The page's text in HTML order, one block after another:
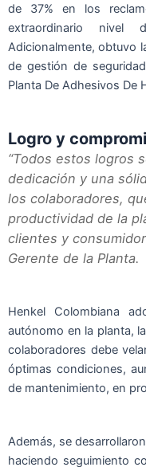
de 37% en los
extraordinario nivel
Adicionalmente, obtuvo
de gestión de
Planta De Adhesivos De
Logro y
“Todos estos logros
dedicación y una
los colaboradores,
productividad de la
clientes y
Gerente de la Planta.
Henkel Colombiana
autónomo en la planta,
colaboradores debe
óptimas condiciones,
de mantenimiento, en
Además, se
haciendo seguimiento